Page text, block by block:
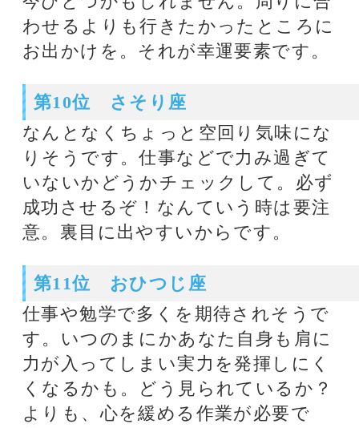
西洋占星術、ユング心理学を独学。
西洋占星術を元にしたホロスコープ
チャートの読解を得意とし、対面鑑
定においてはホラリー占星術も併用
する。それらに心理学の技術を組み
合わせた「恋愛カウンセリング」は
人生をプラスに変える指針を与えて
くれると評判を呼び、主婦を初めと
した多くの女性から高い支持を集
め、今や延べ鑑定数は数千に及んで
いる。
★当たると評判のミシェル先生の占
いを体験したい方はこちら
関連タグ
12星座占い ﾐｼｪﾙ・ﾒｲ
話題のタグ
12星座占い